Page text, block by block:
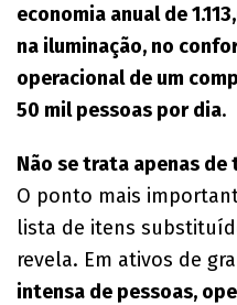
economia anual de
na iluminação, no
operacional de um
50 mil pessoas por dia.
Não se trata apenas
O ponto mais
lista de itens
revela. Em ativos de
intensa de pessoas,